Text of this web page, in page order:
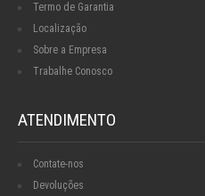
Termo de Garantia
Localização
Sobre a Empresa
Trabalhe Conosco
ATENDIMENTO
Contate-nos
Devoluções